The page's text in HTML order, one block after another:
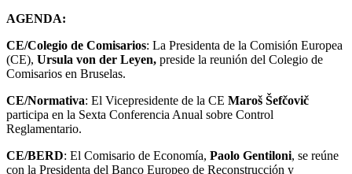
AGENDA:
CE/Colegio de Comisarios: La Presidenta de la Comisión Europea
(CE), Ursula von der Leyen, preside la reunión del Colegio de
Comisarios en Bruselas.
CE/Normativa: El Vicepresidente de la CE Maroš Šefčovič
participa en la Sexta Conferencia Anual sobre Control
Reglamentario.
CE/BERD: El Comisario de Economía, Paolo Gentiloni, se reúne
con la Presidenta del Banco Europeo de Reconstrucción y